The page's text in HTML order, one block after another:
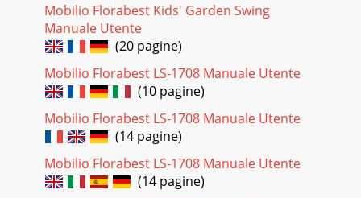
Mobilio Florabest Kids' Garden Swing
Manuale Utente
(20 pagine)
Mobilio Florabest LS-1708 Manuale Utente
(10 pagine)
Mobilio Florabest LS-1708 Manuale Utente
(14 pagine)
Mobilio Florabest LS-1708 Manuale Utente
(14 pagine)